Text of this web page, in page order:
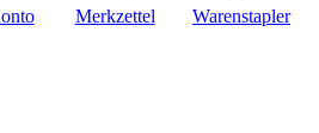
Merkzettel Warenstapler